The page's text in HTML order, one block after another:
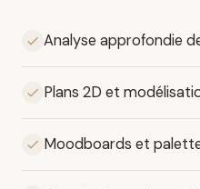
Analyse approfondie
Plans 2D et
Moodboards et